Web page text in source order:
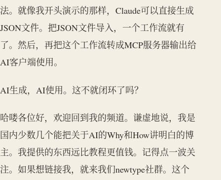
法。就像我开头演示的那样，Claude可以直接生成
JSON文件。把JSON文件导入，一个工作流就有
了。然后，再把这个工作流转成MCP服务器输出给
AI客户端使用。
AI生成，AI使用。这不就闭环了吗？
哈喽各位好，欢迎回到我的频道。谦虚地说，我是
国内少数几个能把关于AI的Why和How讲明白的博
主。我提供的东西远比教程更值钱。记得点一波关
注。如果想链接我，就来我们newtype社群。这个